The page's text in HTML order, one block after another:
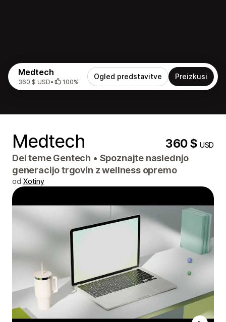
Medtech
360 $ USD• 100%
Ogled predstavitve Preizkusi
Medtech 360 $USD
Del temeGentech • Spoznajte naslednjo
generacijo trgovin z wellness opremo
od Xotiny